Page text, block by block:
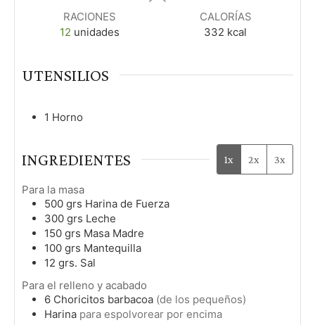
RACIONES
12 unidades
CALORÍAS
332 kcal
UTENSILIOS
1 Horno
INGREDIENTES 1x 2x 3x
Para la masa
500 grs Harina de Fuerza
300 grs Leche
150 grs Masa Madre
100 grs Mantequilla
12 grs. Sal
Para el relleno y acabado
6 Choricitos barbacoa (de los pequeños)
Harina para espolvorear por encima